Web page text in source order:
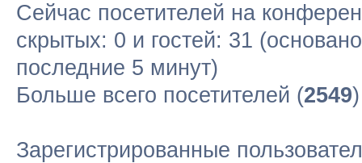
Сейчас посетителей на
скрытых: 0 и гостей: 31
последние 5 минут)
Больше всего посетителей (2549
Зарегистрированные